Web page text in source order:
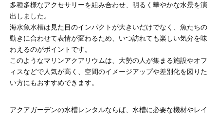
多種多様なアクセサリーを組み合わせ、明るく華やかな水景を演
出しました。
海水魚水槽は見た目のインパクトが大きいだけでなく、魚たちの
動きに合わせて表情が変わるため、いつ訪れても楽しい気分を味
わえるのがポイントです。
このようなマリンアクアリウムは、大勢の人が集まる施設やオフ
ィスなどで人気が高く、空間のイメージアップや差別化を図りた
い方にもおすすめできます。
アクアガーデンの水槽レンタルならば、水槽に必要な機材やレイ